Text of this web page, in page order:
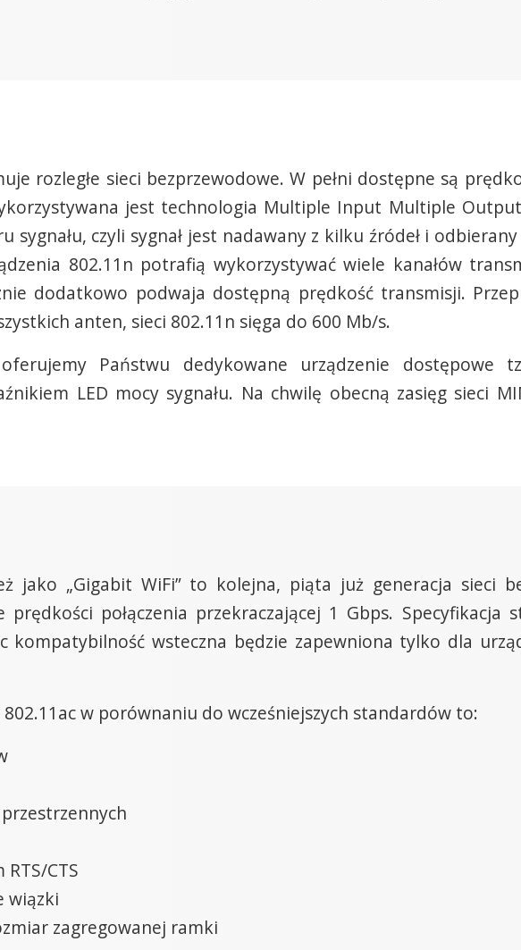
rozległe sieci bezprzewodowe. W pełni dostępne są
jest technologia Multiple Input Multiple
czyli sygnał jest nadawany z kilku źródeł i
802.11n potrafią wykorzystywać wiele kanałów
dodatkowo podwaja dostępną prędkość transmisji.
anten, sieci 802.11n sięga do 600 Mb/s.
Państwu dedykowane urządzenie dostępowe
LED mocy sygnału. Na chwilę obecną zasięg sieci
jako „Gigabit WiFi” to kolejna, piąta już generacja sieci
połączenia przekraczającej 1 Gbps. Specyfikacja
kompatybilność wsteczna będzie zapewniona tylko dla
w porównaniu do wcześniejszych standardów to:
CTS
wiązki
zagregowanej ramki